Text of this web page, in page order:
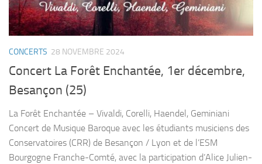
CONCERTS 28 NOVEMBRE 2024
Concert La Forêt Enchantée, 1er décembre,
Besançon (25)
La Forêt Enchantée – Vivaldi, Corelli, Haendel, Geminiani
Concert de Musique Baroque avec les étudiants musiciens des
Conservatoires (CRR) de Besançon / Lyon et de l’ESM
Bourgogne Franche-Comté, avec la participation d’Alice Julien-